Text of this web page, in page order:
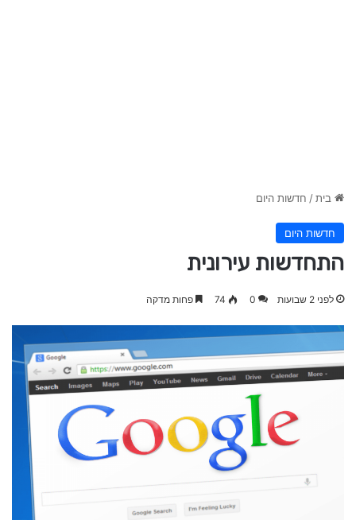
בית/ חדשות היום
חדשות היום
התחדשות עירונית
לפני 2 שבועות 0
74 פחות מדקה